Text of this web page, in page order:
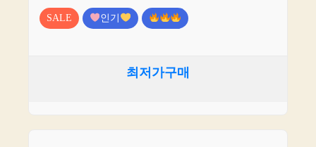
SALE 인기
최저가구매